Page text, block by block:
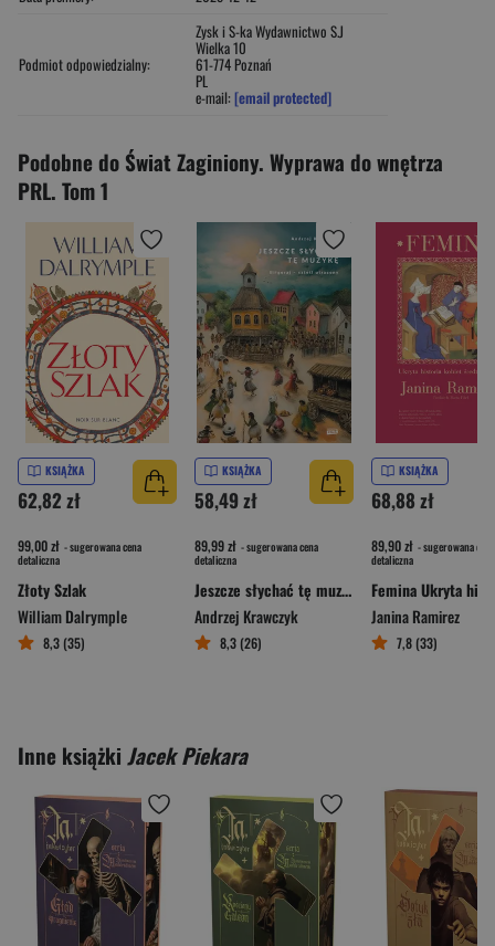
Podmiot odpowiedzialny:
Zysk i S-ka Wydawnictwo S.J
Wielka 10
61-774 Poznań
PL
e-mail: [email protected]
Podobne do Świat Zaginiony. Wyprawa do wnętrza
PRL. Tom 1
KSIĄŻKA
62,82 zł
99,00 zł - sugerowana cena
detaliczna
Złoty Szlak
William Dalrymple
8,3 (35)
KSIĄŻKA
58,49 zł
89,99 zł - sugerowana cena
detaliczna
Jeszcze słychać tę muzykę. Biłgoraj – sztetl utracony
Andrzej Krawczyk
8,3 (26)
KSIĄŻKA
68,88 zł
89,90 zł - sugerowana cena
detaliczna
Janina Ramirez
7,8 (33)
Inne książki Jacek Piekara